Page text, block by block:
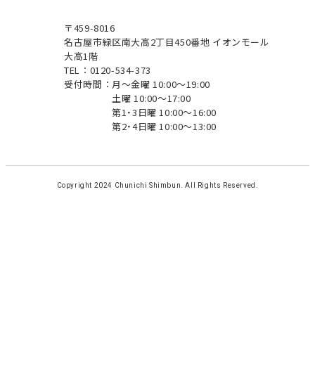
〒459-8016
名古屋市緑区南大高2丁目450番地 イオンモール
大高1階
TEL：0120-534-373
受付時間： 月～金曜 10:00～19:00
土曜 10:00～17:00
第1・3日曜 10:00～16:00
第2・4日曜 10:00～13:00
Copyright 2024 Chunichi Shimbun. All Rights Reserved.